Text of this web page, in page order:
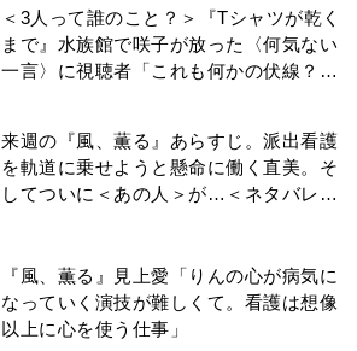
＜3人って誰のこと？＞『Tシャツが乾く
まで』水族館で咲子が放った〈何気ない
一言〉に視聴者「これも何かの伏線？」
来週の『風、薫る』あらすじ。派出看護
を軌道に乗せようと懸命に働く直美。そ
してついに＜あの人＞が…＜ネタバレあ
『風、薫る』見上愛「りんの心が病気に
なっていく演技が難しくて。看護は想像
以上に心を使う仕事」